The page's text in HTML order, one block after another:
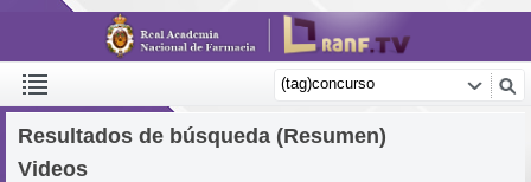
Resultados de búsqueda (Resumen)
Videos